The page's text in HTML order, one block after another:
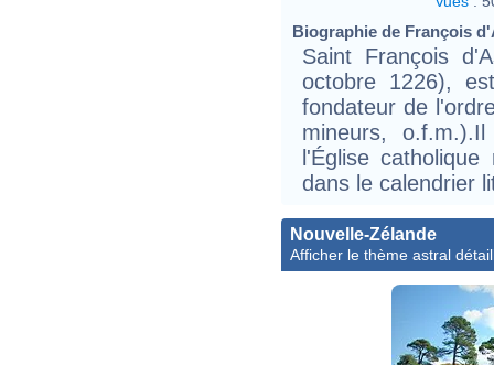
Biographie de François
Saint François
octobre 1226),
fondateur de
mineurs,
l'Église
dans le calendrier
Nouvelle-Zélande
Afficher le thème astral